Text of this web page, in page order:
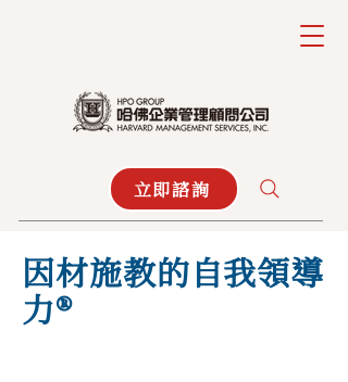
立即諮詢
因材施教的自我領導
力®